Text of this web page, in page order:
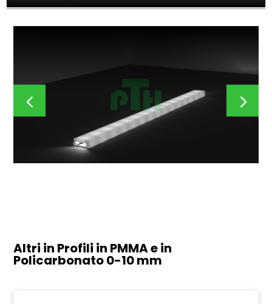
Altri in Profili in PMMA e in
Policarbonato0-10 mm